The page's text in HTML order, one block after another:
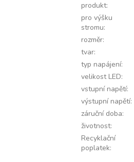
produkt:
pro výšku
stromu:
rozměr:
tvar:
typ napájení:
velikost LED:
vstupní napětí:
výstupní napětí:
záruční doba:
životnost:
Recyklační
poplatek: